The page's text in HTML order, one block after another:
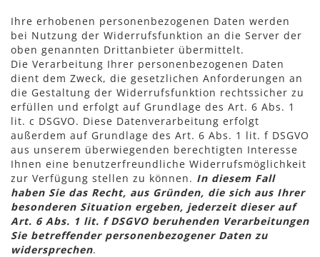
Ihre erhobenen personenbezogenen Daten werden
bei Nutzung der Widerrufsfunktion an die Server der
oben genannten Drittanbieter übermittelt.
Die Verarbeitung Ihrer personenbezogenen Daten
dient dem Zweck, die gesetzlichen Anforderungen an
die Gestaltung der Widerrufsfunktion rechtssicher zu
erfüllen und erfolgt auf Grundlage des Art. 6 Abs. 1
lit. c DSGVO. Diese Datenverarbeitung erfolgt
außerdem auf Grundlage des Art. 6 Abs. 1 lit. f DSGVO
aus unserem überwiegenden berechtigten Interesse
Ihnen eine benutzerfreundliche Widerrufsmöglichkeit
zur Verfügung stellen zu können. In diesem Fall
haben Sie das Recht, aus Gründen, die sich aus Ihrer
besonderen Situation ergeben, jederzeit dieser auf
Art. 6 Abs. 1 lit. f DSGVO beruhenden Verarbeitungen
Sie betreffender personenbezogener Daten zu
widersprechen.